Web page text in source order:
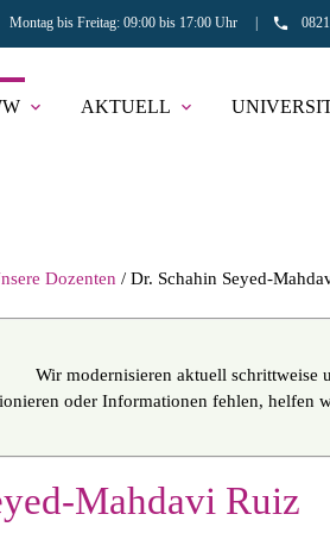
phone
Montag bis Freitag: 09:00 bis 17:00 Uhr
expand_more AKTUELL expand_more
Dozenten Dr. Schahin Seyed-
Wir modernisieren aktuell schrittweise
oder Informationen fehlen, helfen
Mahdavi Ruiz